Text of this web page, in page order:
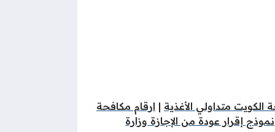
متداولي الأغذية | ارقام مكافحة
نموذج إقرار عودة من الإجازة وزارة